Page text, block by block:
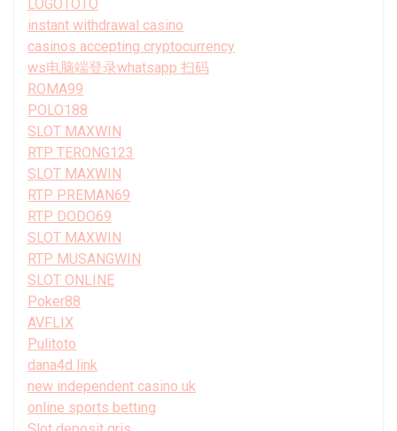
LOGOTOTO
instant withdrawal casino
casinos accepting cryptocurrency
ws电脑端登录whatsapp 扫码
ROMA99
POLO188
SLOT MAXWIN
RTP TERONG123
SLOT MAXWIN
RTP PREMAN69
RTP DODO69
SLOT MAXWIN
RTP MUSANGWIN
SLOT ONLINE
Poker88
AVFLIX
Pulitoto
dana4d link
new independent casino uk
online sports betting